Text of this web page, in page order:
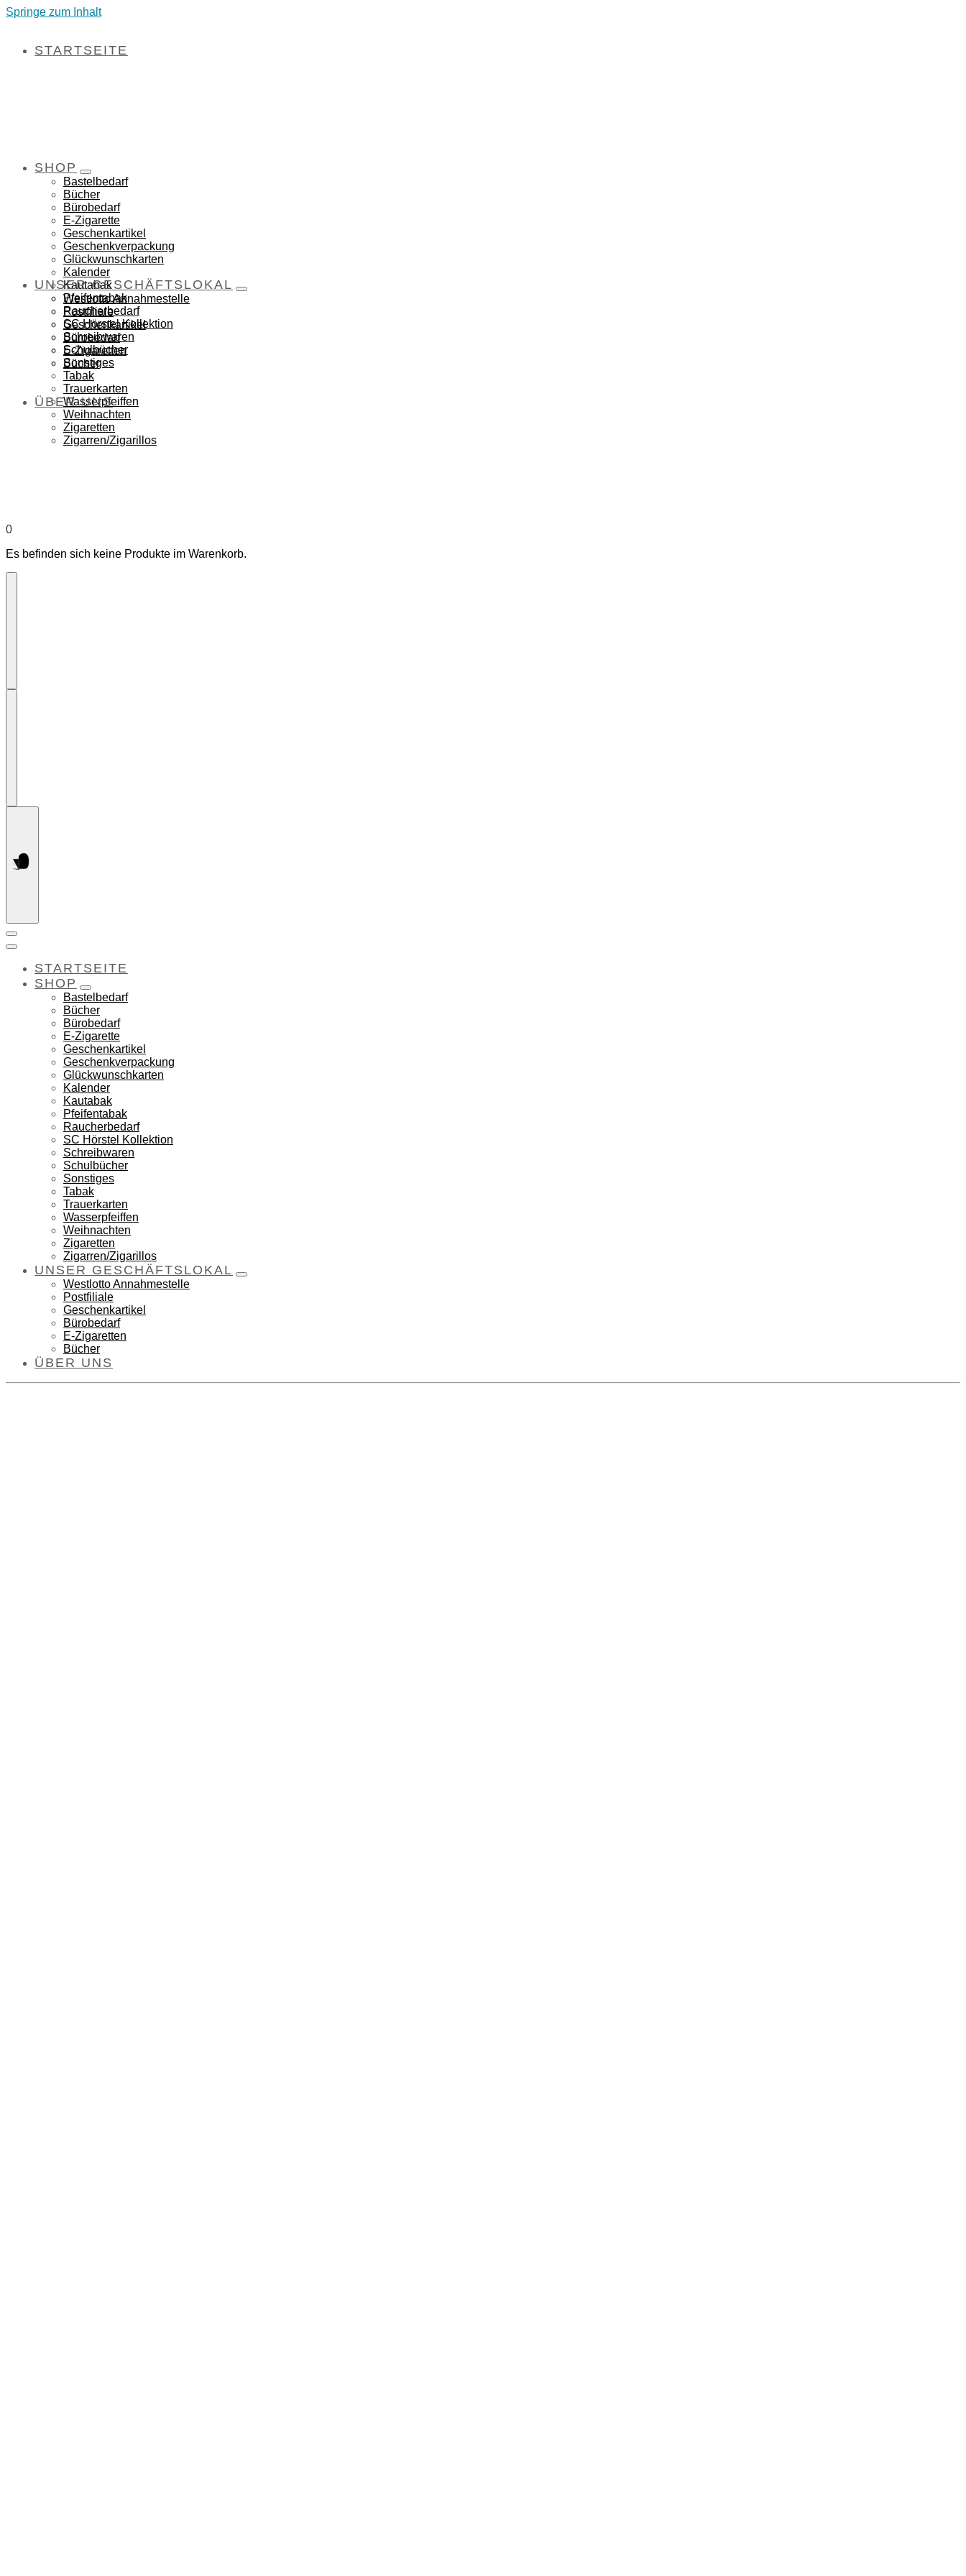
Springe zum Inhalt
STARTSEITE
SHOP
Bastelbedarf
Bücher
Bürobedarf
E-Zigarette
Geschenkartikel
Geschenkverpackung
Glückwunschkarten
Kalender
Kautabak
Pfeifentabak
Raucherbedarf
SC Hörstel Kollektion
Schreibwaren
Schulbücher
Sonstiges
Tabak
Trauerkarten
Wasserpfeiffen
Weihnachten
Zigaretten
Zigarren/Zigarillos
UNSER GESCHÄFTSLOKAL
Westlotto Annahmestelle
Postfiliale
Geschenkartikel
Bürobedarf
E-Zigaretten
Bücher
ÜBER UNS
0
Es befinden sich keine Produkte im Warenkorb.
STARTSEITE
SHOP
Bastelbedarf
Bücher
Bürobedarf
E-Zigarette
Geschenkartikel
Geschenkverpackung
Glückwunschkarten
Kalender
Kautabak
Pfeifentabak
Raucherbedarf
SC Hörstel Kollektion
Schreibwaren
Schulbücher
Sonstiges
Tabak
Trauerkarten
Wasserpfeiffen
Weihnachten
Zigaretten
Zigarren/Zigarillos
UNSER GESCHÄFTSLOKAL
Westlotto Annahmestelle
Postfiliale
Geschenkartikel
Bürobedarf
E-Zigaretten
Bücher
ÜBER UNS